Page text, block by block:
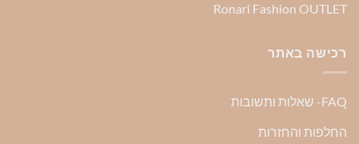
Ronari Fashion OUTLET
רכישה באתר
FAQ- שאלות ותשובות
החלפות והחזרות